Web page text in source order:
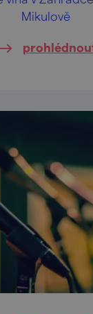
Mikulově